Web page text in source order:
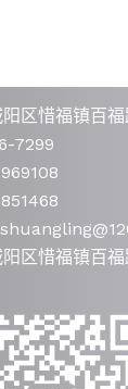
区惜福镇百福
7299
区惜福镇百福